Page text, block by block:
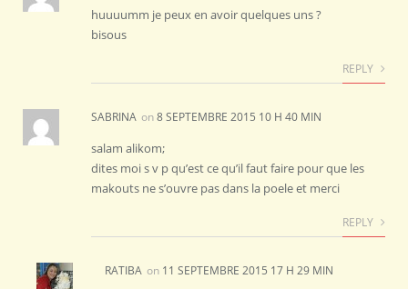
huuuumm je peux en avoir quelques uns ?
bisous
REPLY
SABRINA on8 SEPTEMBRE 2015 10 H 40 MIN
salam alikom;
dites moi s v p qu’est ce qu’il faut faire pour que les
makouts ne s’ouvre pas dans la poele et merci
REPLY
RATIBA on 11 SEPTEMBRE 2015 17 H 29 MIN